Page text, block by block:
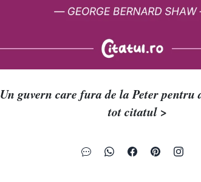
Un guvern care fura de la Peter pentru
tot citatul >